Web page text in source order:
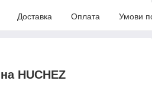
Доставка Оплата Умови
HUCHEZ